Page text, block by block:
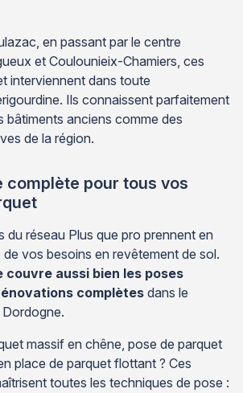
en passant par le centre
et Coulounieix-Chamiers, ces
interviennent dans toute
Ils connaissent parfaitement
bâtiments anciens comme des
de la région.
complète pour tous vos
du réseau Plus que pro prennent en
vos besoins en revêtement de sol.
aussi bien les poses
complètes dans le
massif en chêne, pose de parquet
place de parquet flottant ? Ces
toutes les techniques de pose :